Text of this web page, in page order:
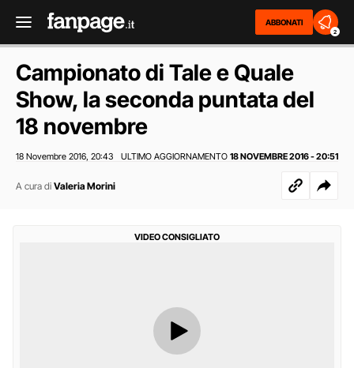
ABBONATI
2
Campionato di Tale e Quale
Show, la seconda puntata del
18 novembre
18 Novembre 2016 20:43 ULTIMO AGGIORNAMENTO 18 NOVEMBRE 2016 - 20:51
A cura di Valeria Morini
VIDEO CONSIGLIATO